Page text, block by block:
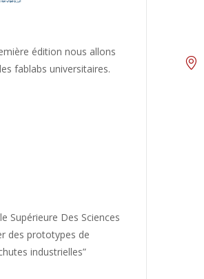
édition nous allons
fablabs universitaires.
Supérieure Des Sciences
des prototypes de
industrielles”